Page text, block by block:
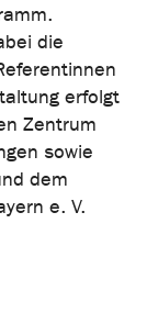
die
erfolgt
Zentrum
sowie
dem
e. V.